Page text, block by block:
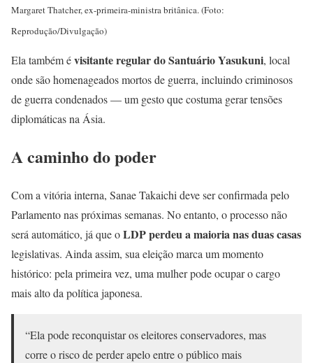
Margaret Thatcher, ex-primeira-ministra britânica. (Foto:
Reprodução/Divulgação)
Ela também évisitante regular do Santuário Yasukuni, local
onde são homenageados mortos de guerra, incluindo criminosos
de guerra condenados — um gesto que costuma gerar tensões
diplomáticas na Ásia.
A caminho do poder
Com a vitória interna, Sanae Takaichi deve ser confirmada pelo
Parlamento nas próximas semanas. No entanto, o processo não
será automático, já que oLDP perdeu a maioria nas duas casas
legislativas. Ainda assim, sua eleição marca um momento
histórico: pela primeira vez, uma mulher pode ocupar o cargo
mais alto da política japonesa.
“Ela pode reconquistar os eleitores conservadores, mas
corre o risco de perder apelo entre o público mais